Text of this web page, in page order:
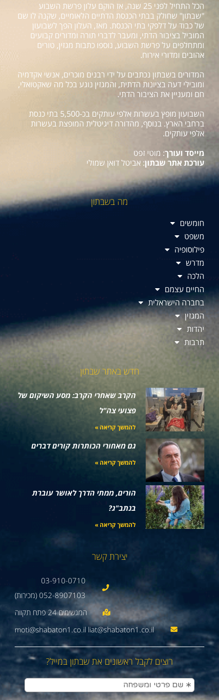
הכל התחיל לפני 25 שנה, אז הוקם עלון פרשת השבוע
"שבתון" שחולק בבתי הכנסת הדתיים הלאומיים, שקנה לו שם
של כבוד על דלפקי בתי הכנסת. מאז, העלון הפך לשבועון
המוביל בציבור הדתי, ומעבר לדברי תורה ומדורים קבועים
ומתחלפים על פרשת השבוע, נוספו כתבות מגזין, טורים
אהובים ומדורי אירוח.
המדורים בשבתון נכתבים על ידי רבנים מוכרים, אנשי אקדמיה
ומובילי דעה בציונות הדתית, והמגזין נוגע בכל מה שאקטואלי,
חם ומעניין את הציבור הדתי.
השבועון מופץ בעשרות אלפי עותקים בכ-5,500 בתי כנסת
ברחבי הארץ. בנוסף, מהדורה דיגיטלית המופצת בעשרות
אלפי עותקים.
מייסד ועורך: מוטי זפט
עורכת אתר שבתון: אביטל דואן שמולי
מה בשבתון
חומשים
משפט
פילוסופיה
מדרש
הלכה
החיים עצמם
בחברה הישראלית
המגזין
יהדות
תרבות
חדש באתר שבתון
הקרב שאחרי הקרב: מסע השיקום של
פצועי צה"ל
להמשך קריאה »
גם מאחורי הכותרות קורים דברים
להמשך קריאה »
הורים, ממתי הדרך לאושר עוברת
בנתב"ג?
להמשך קריאה »
יצירת קשר
03-910-0710
052-8907103 (מכירות)
moti@shabaton1.co.il liat@shabaton1.co.il
רוצים לקבל ראשונים את שבתון במייל?